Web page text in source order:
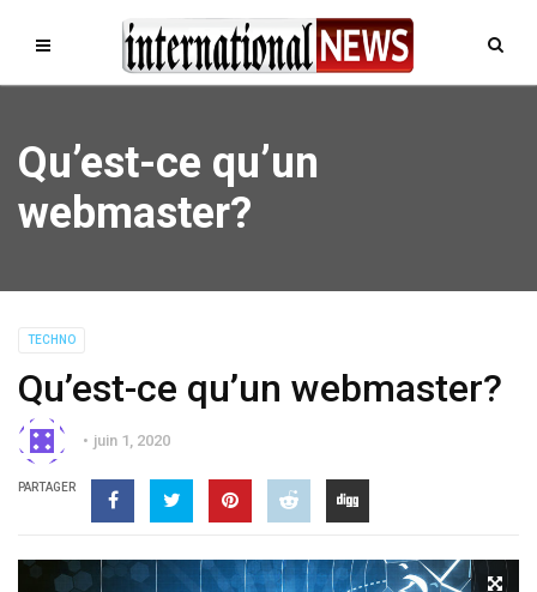
Qu’est-ce qu’un
webmaster?
TECHNO
Qu’est-ce qu’un webmaster?
juin 1, 2020
PARTAGER